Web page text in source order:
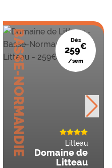
BASSE-NORMANDIE Dès
259€
/sem
Litteau
Domaine de
Litteau